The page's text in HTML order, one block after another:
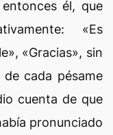
él, que
«Es
«Gracias», sin
cada pésame
cuenta de que
pronunciado